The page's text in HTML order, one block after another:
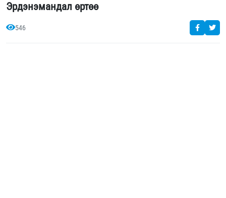
Эрдэнэмандал өртөө
546